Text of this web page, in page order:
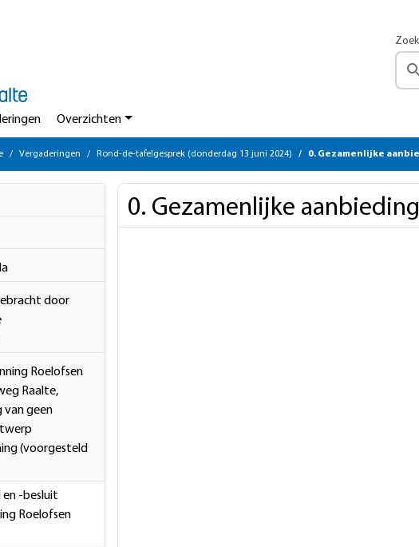
Overzichten
Vergaderingen Rond-de-tafelgesprek (donderdag 13 juni 2024) 0. Gezamenlijke
door
Roelofsen
Raalte,
geen
(voorgesteld
en -besluit
Roelofsen
0. Gezamenlijke